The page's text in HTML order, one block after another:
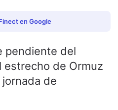
en Google
pendiente del
estrecho de Ormuz
de